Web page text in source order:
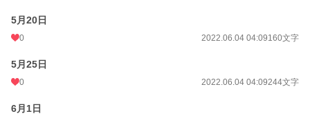
5月20日
0 2022.06.04 04:09160文字
5月25日
0 2022.06.04 04:09244文字
6月1日